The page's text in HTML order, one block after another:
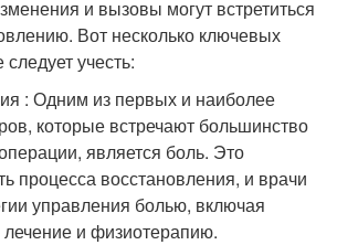
и вызовы могут встретиться
Вот несколько ключевых
учесть:
: Одним из первых и наиболее
которые встречают большинство
является боль. Это
процесса восстановления, и врачи
управления болью, включая
и физиотерапию.